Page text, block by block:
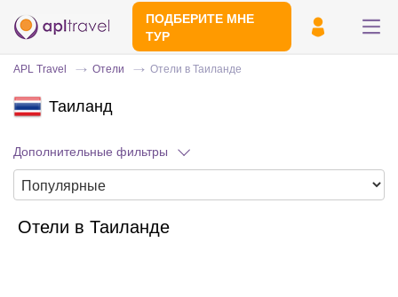
ПОДБЕРИТЕ МНЕ
ТУР
APL Travel Отели Отели в Таиланде
Таиланд
Дополнительные фильтры
Отели в Таиланде